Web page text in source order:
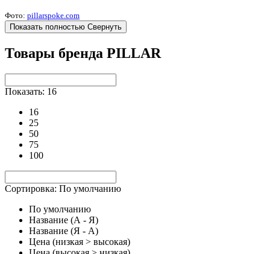
Фото: pillarspoke.com
Показать полностью Свернуть
Товары бренда PILLAR
Показать: 16
16
25
50
75
100
Сортировка: По умолчанию
По умолчанию
Название (А - Я)
Название (Я - А)
Цена (низкая > высокая)